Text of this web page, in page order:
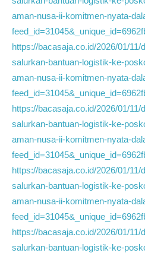
aman-nusa-ii-komitmen-nyata-
https://bacasaja.co.id/2026/01/11/
salurkan-bantuan-logistik-ke-
aman-nusa-ii-komitmen-nyata-
https://bacasaja.co.id/2026/01/11/
salurkan-bantuan-logistik-ke-
aman-nusa-ii-komitmen-nyata-
https://bacasaja.co.id/2026/01/11/
salurkan-bantuan-logistik-ke-
aman-nusa-ii-komitmen-nyata-
https://bacasaja.co.id/2026/01/11/
salurkan-bantuan-logistik-ke-